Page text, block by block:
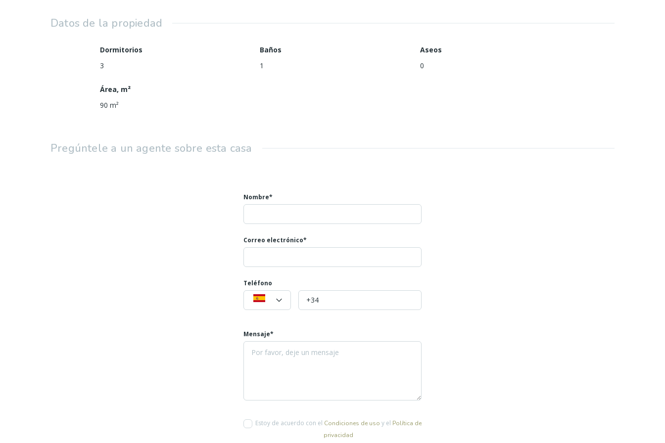
Ubicación muy cómoda, a tan solo 15 minutos andando de la Universidad de Alicante y a 5 minutos en coche, lo que lo convierte en una opción
Datos de la propiedad
Dormitorios
3
Baños
1
Aseos
0
Área, m²
90 m²
Pregúntele a un agente sobre esta casa
Nombre*
Correo electrónico*
Teléfono
Mensaje*
Estoy de acuerdo con el Condiciones de uso y el Política de
privacidad